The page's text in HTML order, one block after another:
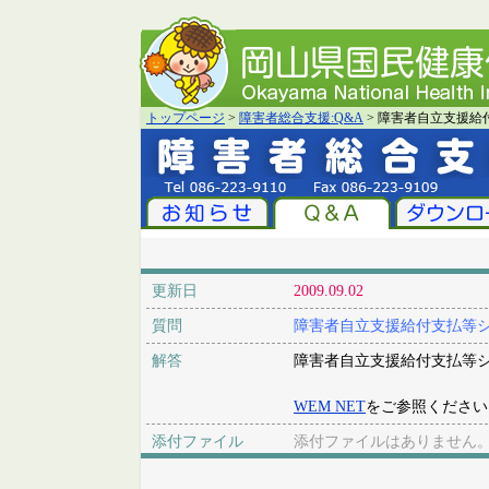
トップページ > 障害者総合支援:Q&A > 障害者自立支援給
更新日
2009.09.02
質問
障害者自立支援給付支払等
解答
障害者自立支援給付支払等
WEM NETをご参照くださ
添付ファイル
添付ファイルはありません